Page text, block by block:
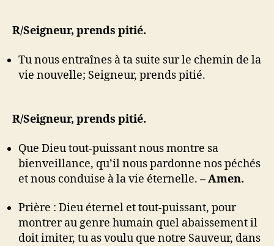
R/Seigneur, prends pitié.
Tu nous entraînes à ta suite sur le chemin de la
vie nouvelle; Seigneur, prends pitié.
R/Seigneur, prends pitié.
Que Dieu tout-puissant nous montre sa
bienveillance, qu’il nous pardonne nos péchés
et nous conduise à la vie éternelle. – Amen.
Prière : Dieu éternel et tout-puissant, pour
montrer au genre humain quel abaissement il
doit imiter, tu as voulu que notre Sauveur, dans